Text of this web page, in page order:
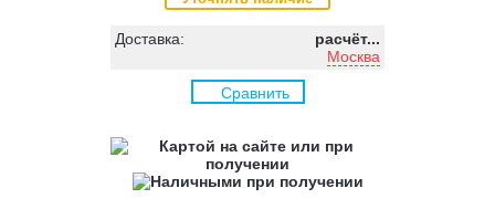
Доставка:
расчёт...
Москва
Сравнить